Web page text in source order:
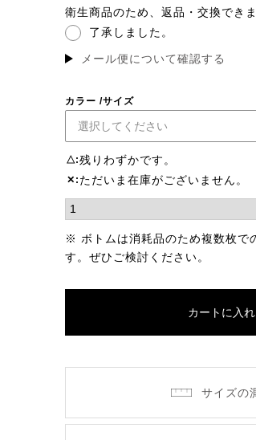
須)
衛生商品のため、返品・交換でき
了承しました。
メール便について確認する
カラー サイズ
△ 残りわずかです。
✕ ただいま在庫がございません。
※ ボトムは消耗品のため複数枚で
す。ぜひご検討ください。
カートに入
サイズの